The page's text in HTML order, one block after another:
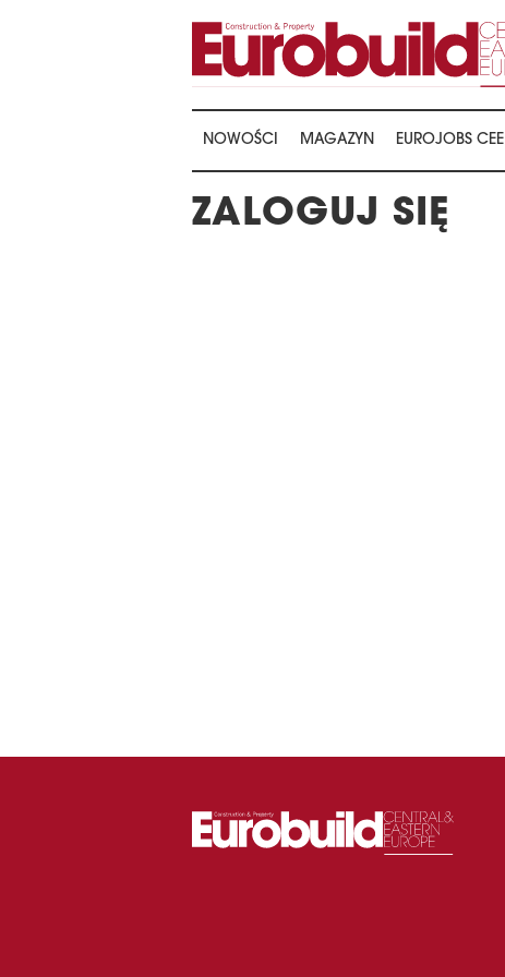
NOWOŚCI MAGAZYN EUROJOBS CEE
ZALOGUJ SIĘ